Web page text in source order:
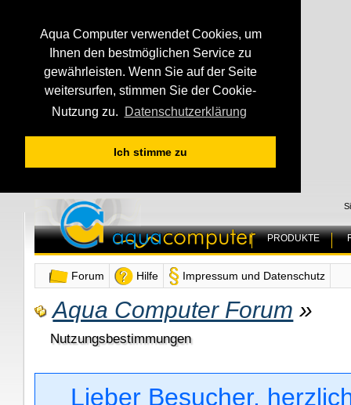
Aqua Computer verwendet Cookies, um
Ihnen den bestmöglichen Service zu
gewährleisten. Wenn Sie auf der Seite
weitersurfen, stimmen Sie der Cookie-
Nutzung zu.
Datenschutzerklärung
Ich stimme zu
PRODUKTE
Forum Hilfe Impressum und Datenschutz
Aqua Computer Forum »
Nutzungsbestimmungen
Lieber Besucher,